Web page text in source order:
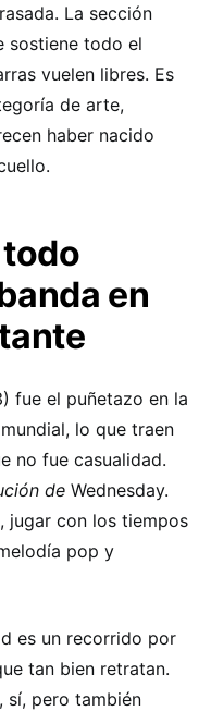
La sección
sostiene todo el
vuelen libres. Es
de arte,
haber nacido
en
fue el puñetazo en la
lo que traen
no fue casualidad.
de Wednesday.
jugar con los tiempos
pop y
es un recorrido por
tan bien retratan.
, sí, pero también